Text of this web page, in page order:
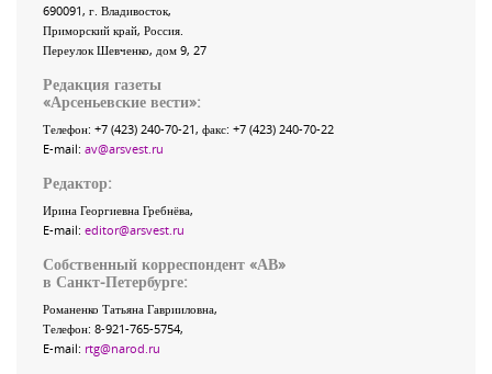
690091, г. Владивосток,
Приморский край, Россия
Переулок Шевченко, дом 9, 27
Редакция газеты
«Арсеньевские вести»:
Телефон: +7 (423) 240-70-21, факс: +7 (423) 240-70-22
E-mail: av@arsvest.ru
Редактор:
Ирина Георгиевна Гребнёва,
E-mail: editor@arsvest.ru
Собственный корреспондент «АВ»
в Санкт-Петербурге:
Романенко Татьяна Гаврииловна,
Телефон: 8-921-765-5754,
E-mail: rtg@narod.ru